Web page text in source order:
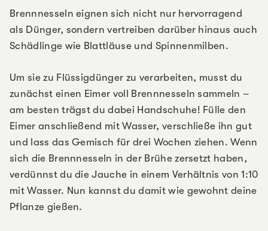
Brennnesseln eignen sich nicht nur hervorragend
als Dünger, sondern vertreiben darüber hinaus auch
Schädlinge wie Blattläuse und Spinnenmilben.
Um sie zu Flüssigdünger zu verarbeiten, musst du
zunächst einen Eimer voll Brennnesseln sammeln –
am besten trägst du dabei Handschuhe! Fülle den
Eimer anschließend mit Wasser, verschließe ihn gut
und lass das Gemisch für drei Wochen ziehen. Wenn
sich die Brennnesseln in der Brühe zersetzt haben,
verdünnst du die Jauche in einem Verhältnis von 1:10
mit Wasser. Nun kannst du damit wie gewohnt deine
Pflanze gießen.